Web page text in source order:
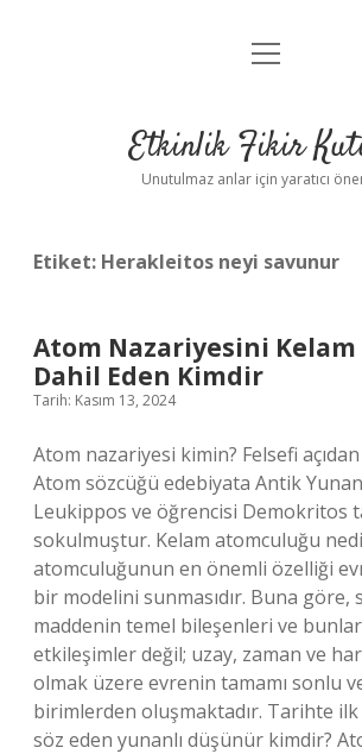
Anasayfa
Yasal Uyarı
menüyü
Etkinlik Fikir
Unutulmaz anlar için yaratıcı
Etiket: Herakleitos neyi savunur
Atom Nazariyesini
Dahil Eden Kimdir
Tarih: Kasım 13, 2024
Atom nazariyesi kimin? Felsefi
Atom sözcüğü edebiyata Antik
Leukippos ve öğrencisi Demokritos
sokulmuştur. Kelam atomculuğu
atomculuğunun en önemli özelliği
bir modelini sunmasıdır. Buna göre,
maddenin temel bileşenleri ve
etkileşimler değil; uzay, zaman ve
olmak üzere evrenin tamamı sonlu
birimlerden oluşmaktadır. Tarihte
söz eden yunanlı düşünür kimdir?